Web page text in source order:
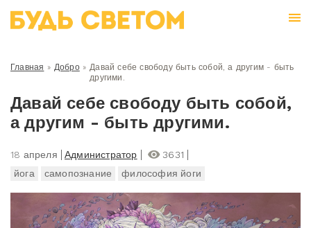
Главная » Добро» Давай себе свободу быть собой, а другим - быть
другими.
Давай себе свободу быть собой,
а другим - быть другими.
18 апреля Администратор
3631
йога
самопознание философия йоги